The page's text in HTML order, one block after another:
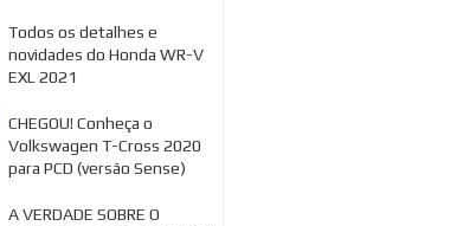
Todos os detalhes e
novidades do Honda WR-V
EXL 2021
CHEGOU! Conheça o
Volkswagen T-Cross 2020
para PCD (versão Sense)
A VERDADE SOBRE O